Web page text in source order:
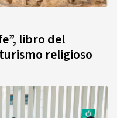
libro del
religioso